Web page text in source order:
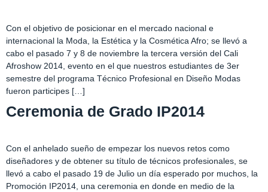
Con el objetivo de posicionar en el mercado nacional e
internacional la Moda, la Estética y la Cosmética Afro; se llevó a
cabo el pasado 7 y 8 de noviembre la tercera versión del Cali
Afroshow 2014, evento en el que nuestros estudiantes de 3er
semestre del programa Técnico Profesional en Diseño Modas
fueron participes […]
Ceremonia de Grado IP2014
Con el anhelado sueño de empezar los nuevos retos como
diseñadores y de obtener su título de técnicos profesionales, se
llevó a cabo el pasado 19 de Julio un día esperado por muchos, la
Promoción IP2014, una ceremonia en donde en medio de la